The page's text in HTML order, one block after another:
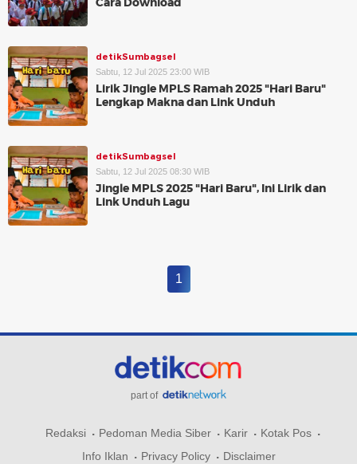
detikSumbagsel
Sabtu, 12 Jul 2025 23:00 WIB
Lirik Jingle MPLS Ramah 2025 "Hari Baru"
Lengkap Makna dan Link Unduh
detikSumbagsel
Sabtu, 12 Jul 2025 08:30 WIB
Jingle MPLS 2025 "Hari Baru", Ini Lirik dan
Link Unduh Lagu
1
part of
Redaksi Pedoman Media Siber Karir
Kotak Pos
Info Iklan
Privacy Policy Disclaimer